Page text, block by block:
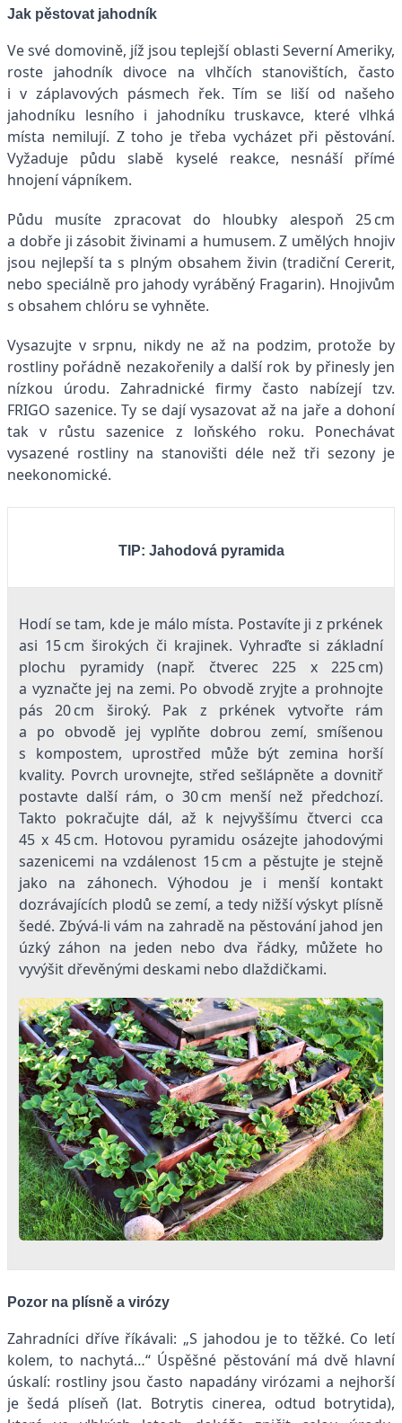
Jak pěstovat jahodník
Ve své domovině, jíž jsou teplejší oblasti Severní Ameriky,
roste jahodník divoce na vlhčích stanovištích, často
i v záplavových pásmech řek. Tím se liší od našeho
jahodníku lesního i jahodníku truskavce, které vlhká
místa nemilují. Z toho je třeba vycházet při pěstování.
Vyžaduje půdu slabě kyselé reakce, nesnáší přímé
hnojení vápníkem.
Půdu musíte zpracovat do hloubky alespoň 25 cm
a dobře ji zásobit živinami a humusem. Z umělých hnojiv
jsou nejlepší ta s plným obsahem živin (tradiční Cererit,
nebo speciálně pro jahody vyráběný Fragarin). Hnojivům
s obsahem chlóru se vyhněte.
Vysazujte v srpnu, nikdy ne až na podzim, protože by
rostliny pořádně nezakořenily a další rok by přinesly jen
nízkou úrodu. Zahradnické firmy často nabízejí tzv.
FRIGO sazenice. Ty se dají vysazovat až na jaře a dohoní
tak v růstu sazenice z loňského roku. Ponechávat
vysazené rostliny na stanovišti déle než tři sezony je
neekonomické.
TIP: Jahodová pyramida
Hodí se tam, kde je málo místa. Postavíte ji z prkének
asi 15 cm širokých či krajinek. Vyhraďte si základní
plochu pyramidy (např. čtverec 225 x 225 cm)
a vyznačte jej na zemi. Po obvodě zryjte a prohnojte
pás 20 cm široký. Pak z prkének vytvořte rám
a po obvodě jej vyplňte dobrou zemí, smíšenou
s kompostem, uprostřed může být zemina horší
kvality. Povrch urovnejte, střed sešlápněte a dovnitř
postavte další rám, o 30 cm menší než předchozí.
Takto pokračujte dál, až k nejvyššímu čtverci cca
45 x 45 cm. Hotovou pyramidu osázejte jahodovými
sazenicemi na vzdálenost 15 cm a pěstujte je stejně
jako na záhonech. Výhodou je i menší kontakt
dozrávajících plodů se zemí, a tedy nižší výskyt plísně
šedé. Zbývá-li vám na zahradě na pěstování jahod jen
úzký záhon na jeden nebo dva řádky, můžete ho
vyvýšit dřevěnými deskami nebo dlaždičkami.
Pozor na plísně a virózy
Zahradníci dříve říkávali: „S jahodou je to těžké. Co letí
kolem, to nachytá…“ Úspěšné pěstování má dvě hlavní
úskalí: rostliny jsou často napadány virózami a nejhorší
je šedá plíseň (lat. Botrytis cinerea, odtud botrytida),